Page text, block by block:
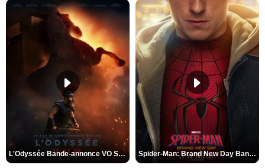
L'Odyssée Bande-annonce VO STFR Spider-Man: Brand New Day Bande-annonce VO STFR